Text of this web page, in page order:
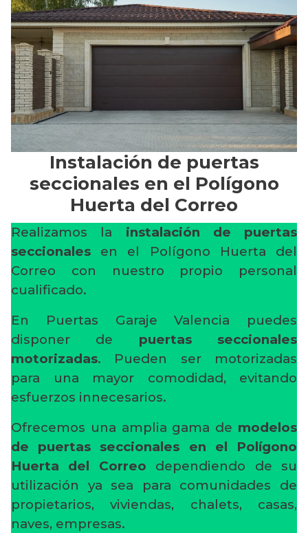
Instalación de puertas
seccionales en el Polígono
Huerta del Correo
Realizamos la instalación de puertas
seccionales en el Polígono Huerta del
Correo con nuestro propio personal
cualificado.
En Puertas Garaje Valencia puedes
disponer de puertas seccionales
motorizadas. Pueden ser motorizadas
para una mayor comodidad, evitando
esfuerzos innecesarios.
Ofrecemos una amplia gama de modelos
de puertas seccionales en el Polígono
Huerta del Correo dependiendo de su
utilización ya sea para comunidades de
propietarios, viviendas, chalets, casas,
naves, empresas.